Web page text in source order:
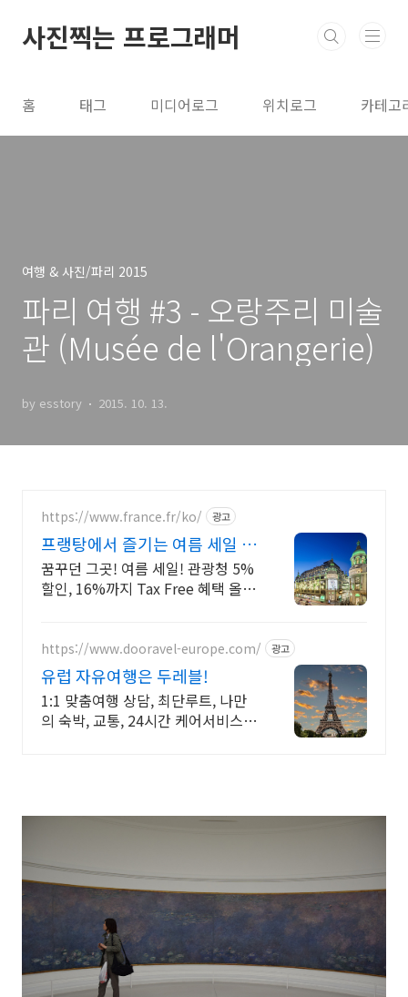
사진찍는 프로그래머
홈 태그 미디어로그 위치로그 카테고
여행 & 사진/파리 2015
파리 여행 #3 - 오랑주리 미술
관 (Musée de l'Orangerie)
by esstory 2015. 10. 13.
https://www.france.fr/ko/ 광고
프랭탕에서 즐기는 여름 세일 무
료 에펠탑뷰 테라스
꿈꾸던 그곳! 여름 세일! 관광청 5%
할인, 16%까지 Tax Free 혜택 올해
https://www.dooravel-europe.com/ 광고
유럽 자유여행은 두레블!
1:1 맞춤여행 상담, 최단루트, 나만
의 숙박, 교통, 24시간 케어서비스